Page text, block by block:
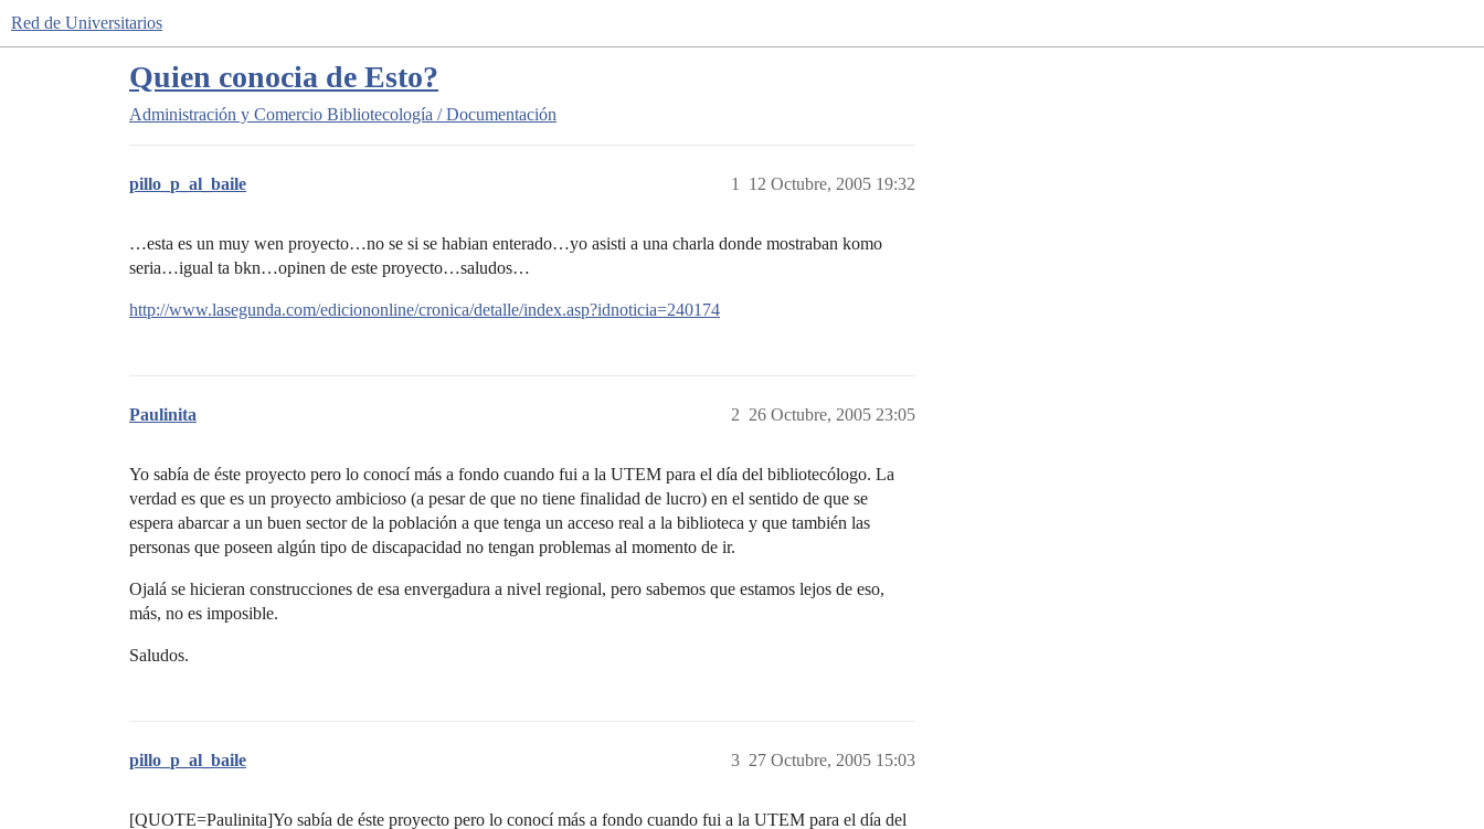
Red de Universitarios
Quien conocia de Esto?
Administración y Comercio Bibliotecología / Documentación
pillo_p_al_baile 12 Octubre, 2005 19:32
1
…esta es un muy wen proyecto…no se si se habian enterado…yo asisti a una charla donde mostraban komo
seria…igual ta bkn…opinen de este proyecto…saludos…
http://www.lasegunda.com/ediciononline/cronica/detalle/index.asp?idnoticia=240174
Paulinita 26 Octubre, 2005 23:05
2
Yo sabía de éste proyecto pero lo conocí más a fondo cuando fui a la UTEM para el día del bibliotecólogo. La
verdad es que es un proyecto ambicioso (a pesar de que no tiene finalidad de lucro) en el sentido de que se
espera abarcar a un buen sector de la población a que tenga un acceso real a la biblioteca y que también las
personas que poseen algún tipo de discapacidad no tengan problemas al momento de ir.
Ojalá se hicieran construcciones de esa envergadura a nivel regional, pero sabemos que estamos lejos de eso,
más, no es imposible.
Saludos.
pillo_p_al_baile 27 Octubre, 2005 15:03
3
[QUOTE=Paulinita]Yo sabía de éste proyecto pero lo conocí más a fondo cuando fui a la UTEM para el día del